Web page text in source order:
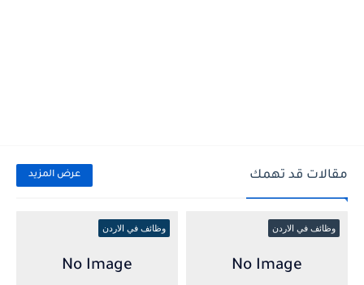
مقالات قد تهمك عرض المزيد
وظائف في الاردن وظائف في الاردن